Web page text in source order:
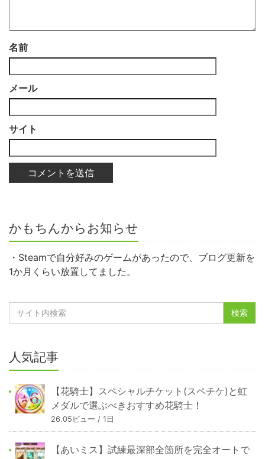
名前
メール
サイト
かもちんからお知らせ
・Steamで自分好みのゲームがあったので、ブログ更新を
1か月くらい放置してました。
人気記事
【花騎士】スペシャルチケット(スペチケ)と虹
メダルで選ぶべきおすすめ花騎士！
26.05ビュー / 1日
【あいミス】試練最深部全箇所を完全オートで